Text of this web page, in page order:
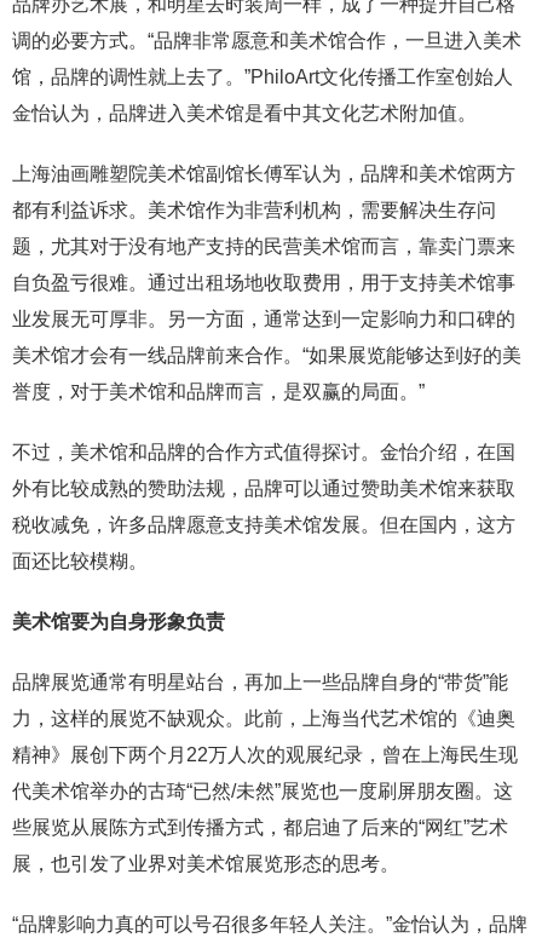
品牌办艺术展，和明星去时装周一样，成了一种提升自己格
调的必要方式。“品牌非常愿意和美术馆合作，一旦进入美术
馆，品牌的调性就上去了。”PhiloArt文化传播工作室创始人
金怡认为，品牌进入美术馆是看中其文化艺术附加值。
上海油画雕塑院美术馆副馆长傅军认为，品牌和美术馆两方
都有利益诉求。美术馆作为非营利机构，需要解决生存问
题，尤其对于没有地产支持的民营美术馆而言，靠卖门票来
自负盈亏很难。通过出租场地收取费用，用于支持美术馆事
业发展无可厚非。另一方面，通常达到一定影响力和口碑的
美术馆才会有一线品牌前来合作。“如果展览能够达到好的美
誉度，对于美术馆和品牌而言，是双赢的局面。”
不过，美术馆和品牌的合作方式值得探讨。金怡介绍，在国
外有比较成熟的赞助法规，品牌可以通过赞助美术馆来获取
税收减免，许多品牌愿意支持美术馆发展。但在国内，这方
面还比较模糊。
美术馆要为自身形象负责
品牌展览通常有明星站台，再加上一些品牌自身的“带货”能
力，这样的展览不缺观众。此前，上海当代艺术馆的《迪奥
精神》展创下两个月22万人次的观展纪录，曾在上海民生现
代美术馆举办的古琦“已然/未然”展览也一度刷屏朋友圈。这
些展览从展陈方式到传播方式，都启迪了后来的“网红”艺术
展，也引发了业界对美术馆展览形态的思考。
“品牌影响力真的可以号召很多年轻人关注。”金怡认为，品牌